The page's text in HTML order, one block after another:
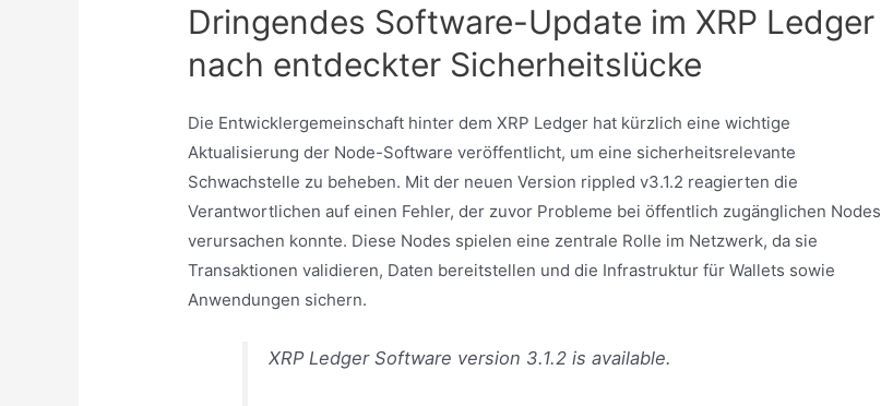
Dringendes Software-Update im XRP Ledger
nach entdeckter Sicherheitslücke
Die Entwicklergemeinschaft hinter dem XRP Ledger hat kürzlich eine wichtige
Aktualisierung der Node-Software veröffentlicht, um eine sicherheitsrelevante
Schwachstelle zu beheben. Mit der neuen Version rippled v3.1.2 reagierten die
Verantwortlichen auf einen Fehler, der zuvor Probleme bei öffentlich zugänglichen Nodes
verursachen konnte. Diese Nodes spielen eine zentrale Rolle im Netzwerk, da sie
Transaktionen validieren, Daten bereitstellen und die Infrastruktur für Wallets sowie
Anwendungen sichern.
XRP Ledger Software version 3.1.2 is available.